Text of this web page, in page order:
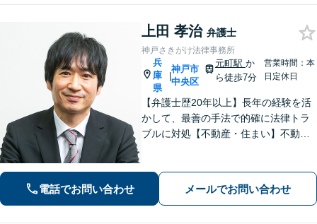
上田 孝治 弁護士
神戸さきがけ法律事務所
兵
庫
県
|
神戸市
中央区
元町駅 か
ら徒歩7分
営業時間：本
日定休日
【弁護士歴20年以上】長年の経験を活
かして、最善の手法で的確に法律トラ
ブルに対処【不動産・住まい】不動産
携してワンストップで解決【夜間・休
日相談可】【元町駅7分】
電話でお問い合わせ メールでお問い合わせ